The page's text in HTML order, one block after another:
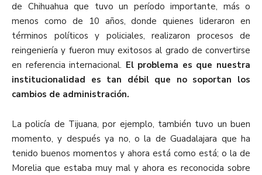
de Chihuahua que tuvo un período importante, más o
menos como de 10 años, donde quienes lideraron en
términos políticos y policiales, realizaron procesos de
reingeniería y fueron muy exitosos al grado de convertirse
en referencia internacional. El problema es que nuestra
institucionalidad es tan débil que no soportan los
cambios de administración.
La policía de Tijuana, por ejemplo, también tuvo un buen
momento, y después ya no, o la de Guadalajara que ha
tenido buenos momentos y ahora está como está; o la de
Morelia que estaba muy mal y ahora es reconocida sobre